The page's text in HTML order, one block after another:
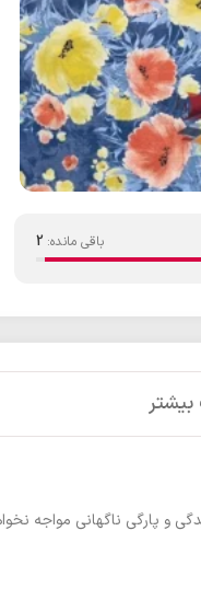
باقی مانده: 2
بیشتر
و پارگی ناگهانی مواجه